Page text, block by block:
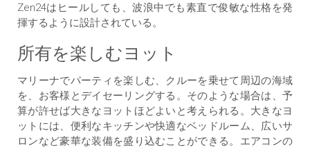
Zen24はヒールしても、波浪中でも素直で俊敏な性格を発
揮するように設計されている。
所有を楽しむヨット
マリーナでパーティを楽しむ、クルーを乗せて周辺の海域
を、お客様とデイセーリングする。そのような場合は、予
算が許せば大きなヨットほどよいと考えられる。大きなヨ
ットには、便利なキッチンや快適なベッドルーム、広いサ
ロンなど豪華な装備を盛り込むことができる。エアコンの